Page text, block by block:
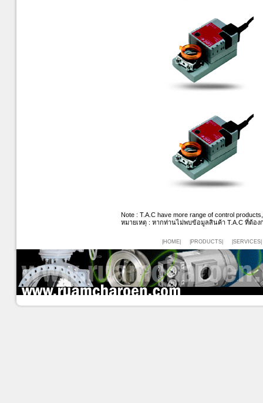
Note : T.A.C have more range of control
หมายเหตุ : หากท่านไม่พบข้อมูลสินค้า T.A.C ที่ต้อง
|HOME| |PRODUCTS| |SERVICES|